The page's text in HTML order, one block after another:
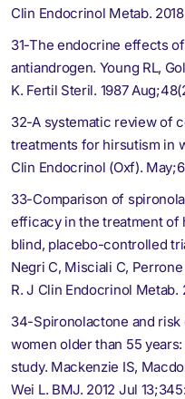
Clin Endocrinol Metab.
31-The endocrine effects
antiandrogen. Young RL,
K. Fertil Steril. 1987
32-A systematic review of
treatments for hirsutism in
Clin Endocrinol (Oxf).
33-Comparison of
efficacy in the treatment of
blind, placebo-controlled
Negri C, Misciali C,
R. J Clin Endocrinol Metab.
34-Spironolactone and
women older than 55
study. Mackenzie IS,
Wei L. BMJ. 2012 Jul